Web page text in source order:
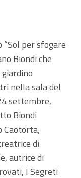
per sfogare
Biondi che
nella sala del
settembre,
Biondi
Caotorta,
di
autrice di
I Segreti